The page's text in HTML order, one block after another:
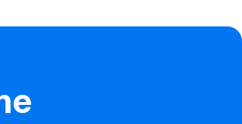
ださい。
な情報を含むようにカスタマイズす